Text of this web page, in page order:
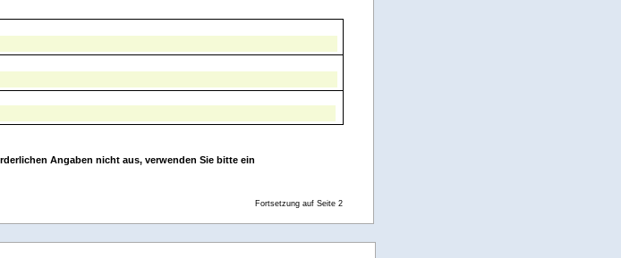
Angaben nicht aus, verwenden Sie bitte ein
Fortsetzung auf Seite 2